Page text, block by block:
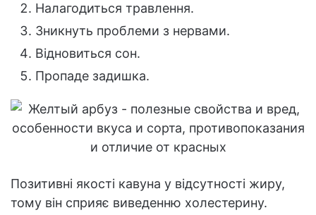
Налагодиться травлення.
Зникнуть проблеми з нервами.
Відновиться сон.
Пропаде задишка.
Позитивні якості кавуна у відсутності жиру,
тому він сприяє виведенню холестерину.